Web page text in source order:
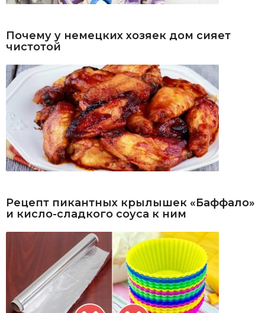
Почему у немецких хозяек дом сияет
чистотой
Рецепт пикантных крылышек «Баффало»
и кисло-сладкого соуса к ним